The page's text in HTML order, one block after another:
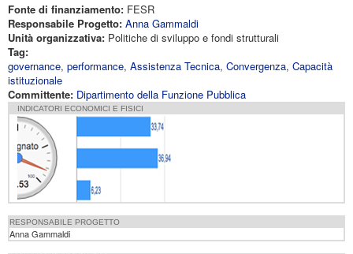
Fonte di finanziamento: FESR
Responsabile Progetto: Anna Gammaldi
Unità organizzativa: Politiche di sviluppo e fondi strutturali
Tag:
governance, performance, Assistenza Tecnica, Convergenza, Capacità
istituzionale
Committente: Dipartimento della Funzione Pubblica
INDICATORI ECONOMICI E FISICI
RESPONSABILE PROGETTO
Anna Gammaldi